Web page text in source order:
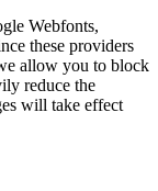
Webfonts,
these providers
allow you to block
reduce the
will take effect